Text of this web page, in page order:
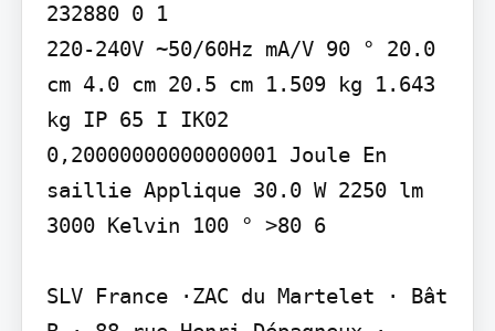
232880 0 1
220-240V ~50/60Hz mA/V 90 ° 20.0
cm 4.0 cm 20.5 cm 1.509 kg 1.643
kg IP 65 I IK02
0,20000000000000001 Joule En
saillie Applique 30.0 W 2250 lm
3000 Kelvin 100 ° >80 6
SLV France ·ZAC du Martelet · Bât